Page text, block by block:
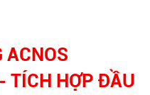
ACNOS
TÍCH HỢP ĐẦU